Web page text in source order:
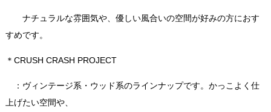
ナチュラルな雰囲気や、優しい風合いの空間が好みの方におす
すめです。
＊CRUSH CRASH PROJECT
：ヴィンテージ系・ウッド系のラインナップです。かっこよく仕
上げたい空間や、